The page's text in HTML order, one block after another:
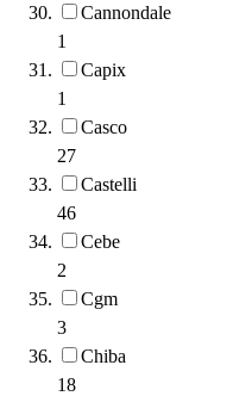
Cannondale
1
Capix
1
Casco
27
Castelli
46
Cebe
2
Cgm
3
Chiba
18